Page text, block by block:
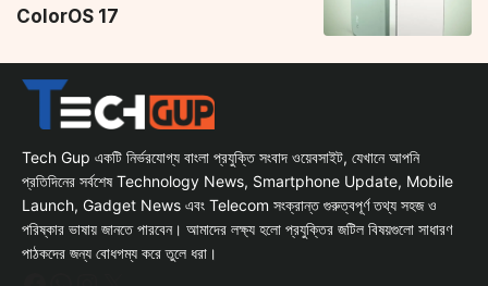
ColorOS 17
Tech Gup একটি নির্ভরযোগ্য বাংলা প্রযুক্তি সংবাদ ওয়েবসাইট, যেখানে আপনি
প্রতিদিনের সর্বশেষ Technology News, Smartphone Update, Mobile
Launch, Gadget News এবং Telecom সংক্রান্ত গুরুত্বপূর্ণ তথ্য সহজ ও
পরিষ্কার ভাষায় জানতে পারবেন। আমাদের লক্ষ্য হলো প্রযুক্তির জটিল বিষয়গুলো সাধারণ
পাঠকদের জন্য বোধগম্য করে তুলে ধরা।